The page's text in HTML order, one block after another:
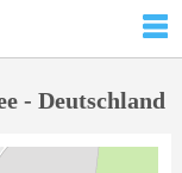
- Deutschland